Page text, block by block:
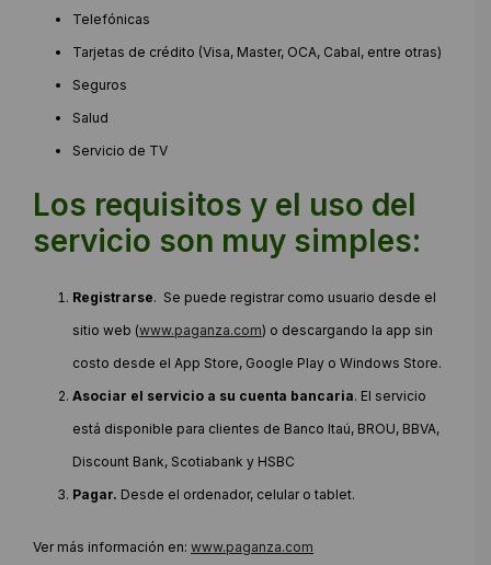
Telefónicas
Tarjetas de crédito (Visa, Master, OCA, Cabal, entre otras)
Seguros
Salud
Servicio de TV
Los requisitos y el uso del
servicio son muy simples:
Registrarse. Se puede registrar como usuario desde el
sitio web (www.paganza.com) o descargando la app sin
costo desde el App Store, Google Play o Windows Store.
Asociar el servicio a su cuenta bancaria. El servicio
está disponible para clientes de Banco Itaú, BROU, BBVA,
Discount Bank, Scotiabank y HSBC
Pagar. Desde el ordenador, celular o tablet.
Ver más información en: www.paganza.com